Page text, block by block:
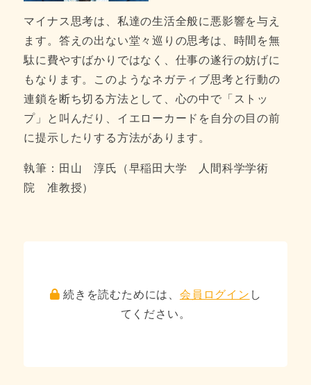
マイナス思考は、私達の生活全般に悪影響を与え
ます。答えの出ない堂々巡りの思考は、時間を無
駄に費やすばかりではなく、仕事の遂行の妨げに
もなります。このようなネガティブ思考と行動の
連鎖を断ち切る方法として、心の中で「ストッ
プ」と叫んだり、イエローカードを自分の目の前
に提示したりする方法があります。
執筆：田山 淳氏（早稲田大学 人間科学学術
院 准教授）
続きを読むためには、 会員ログイン し
てください。